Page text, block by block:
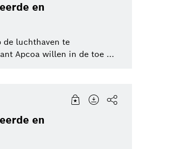
en
luchthaven te
Apcoa willen in de toe ...
en